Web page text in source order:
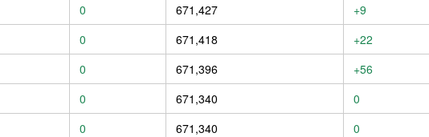
0 671,427
+9
0 671,418
+22
0 671,396
+56
0 671,340
0
0 671,340
0